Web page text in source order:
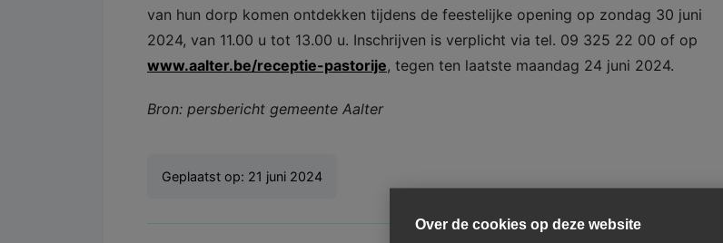
van hun dorp komen ontdekken tijdens de feestelijke opening op zondag 30 juni
2024, van 11.00 u tot 13.00 u. Inschrijven is verplicht via tel. 09 325 22 00 of op
www.aalter.be/receptie-pastorije, tegen ten laatste maandag 24 juni 2024.
Bron: persbericht gemeente Aalter
Geplaatst op: 21 juni 2024
Over de cookies op deze website